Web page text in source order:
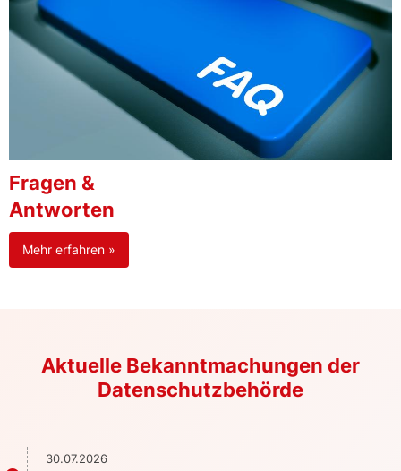
Fragen &
Antworten
Mehr erfahren »
Aktuelle Bekanntmachungen der
Datenschutzbehörde
30.07.2026